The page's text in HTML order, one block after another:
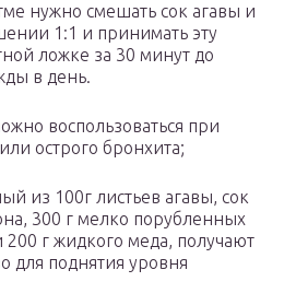
нужно смешать сок агавы и
1:1 и принимать эту
ложке за 30 минут до
в день.
воспользоваться при
острого бронхита;
из 100г листьев агавы, сок
300 г мелко порубленных
200 г жидкого меда, получают
для поднятия уровня